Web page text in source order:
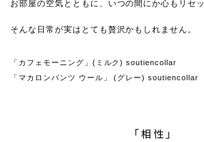
お部屋の空気とともに、いつの間にか心もリセッ
そんな日常が実はとても贅沢かもしれません。
「カフェモーニング」(ミルク) soutiencollar
「マカロンパンツ ウール」 (グレー) soutiencollar
「相性」